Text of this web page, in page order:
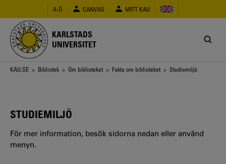
huvudinnehåll
A-Ö CANVAS MITT KAU
KARLSTADS
UNIVERSITET
Länkstig
KAU.SE > Bibliotek > Om biblioteket > Fakta om biblioteket > Studiemiljö
STUDIEMILJÖ
För mer information, besök sidorna nedan eller använd
menyn.